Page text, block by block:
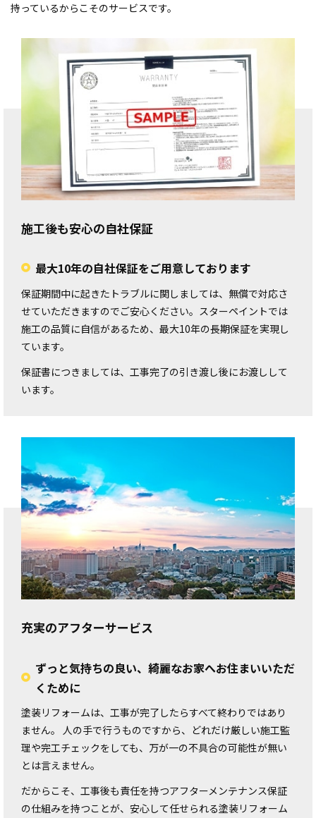
持っているからこそのサービスです。
施工後も安心の自社保証
最大10年の自社保証をご用意しております
保証期間中に起きたトラブルに関しましては、無償で対応さ
せていただきますのでご安心ください。スターペイントでは
施工の品質に自信があるため、最大10年の長期保証を実現し
ています。
保証書につきましては、工事完了の引き渡し後にお渡しして
います。
充実のアフターサービス
ずっと気持ちの良い、綺麗なお家へお住まいいただ
くために
塗装リフォームは、工事が完了したらすべて終わりではあり
ません。 人の手で行うものですから、どれだけ厳しい施工監
理や完工チェックをしても、万が一の不具合の可能性が無い
とは言えません。
だからこそ、工事後も責任を持つアフターメンテナンス保証
の仕組みを持つことが、安心して任せられる塗装リフォーム